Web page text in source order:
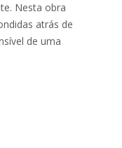
Nesta obra
atrás de
de uma